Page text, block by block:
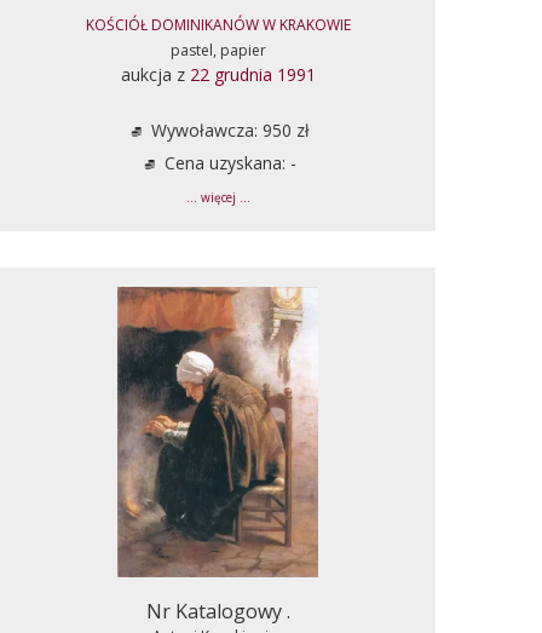
KOŚCIÓŁ DOMINIKANÓW W KRAKOWIE
pastel, papier
aukcja z 22 grudnia 1991
Wywoławcza: 950 zł
Cena uzyskana: -
... więcej ...
Nr Katalogowy .